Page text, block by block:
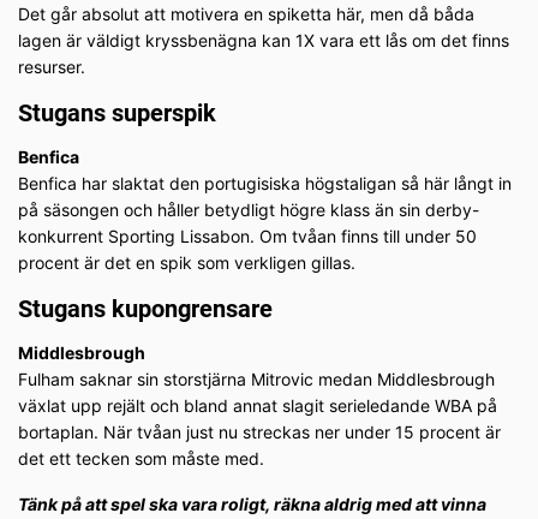
Det går absolut att motivera en spiketta här, men då båda
lagen är väldigt kryssbenägna kan 1X vara ett lås om det finns
resurser.
Stugans superspik
Benfica
Benfica har slaktat den portugisiska högstaligan så här långt in
på säsongen och håller betydligt högre klass än sin derby-
konkurrent Sporting Lissabon. Om tvåan finns till under 50
procent är det en spik som verkligen gillas.
Stugans kupongrensare
Middlesbrough
Fulham saknar sin storstjärna Mitrovic medan Middlesbrough
växlat upp rejält och bland annat slagit serieledande WBA på
bortaplan. När tvåan just nu streckas ner under 15 procent är
det ett tecken som måste med.
Tänk på att spel ska vara roligt, räkna aldrig med att vinna